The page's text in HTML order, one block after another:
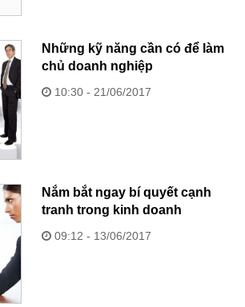
Những kỹ năng cần có để làm
chủ doanh nghiệp
10:30 - 21/06/2017
Nắm bắt ngay bí quyết cạnh
tranh trong kinh doanh
09:12 - 13/06/2017